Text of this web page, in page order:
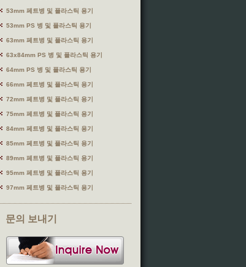
53mm 페트병 및 플라스틱 용기
53mm PS 병 및 플라스틱 용기
63mm 페트병 및 플라스틱 용기
63x84mm PS 병 및 플라스틱 용기
64mm PS 병 및 플라스틱 용기
66mm 페트병 및 플라스틱 용기
72mm 페트병 및 플라스틱 용기
75mm 페트병 및 플라스틱 용기
84mm 페트병 및 플라스틱 용기
85mm 페트병 및 플라스틱 용기
89mm 페트병 및 플라스틱 용기
95mm 페트병 및 플라스틱 용기
97mm 페트병 및 플라스틱 용기
문의 보내기